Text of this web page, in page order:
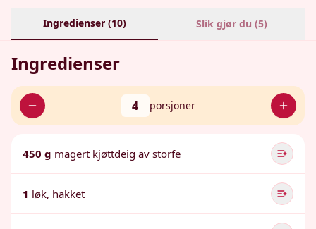
Ingredienser (10) Slik gjør du (5)
Ingredienser
4 porsjoner
450 g magert kjøttdeig av storfe
1 løk, hakket